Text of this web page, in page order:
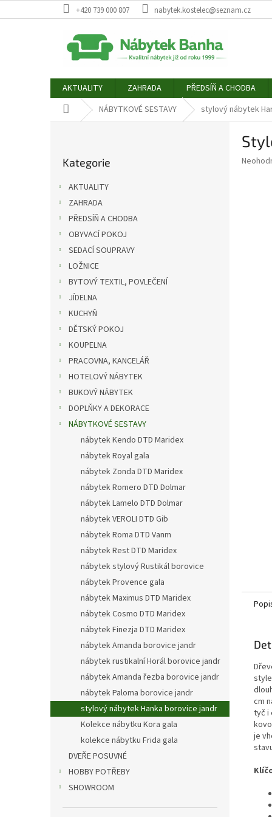
na
+420 739 000 807 nabytek.kostelec@seznam.cz
AKTUALITY ZAHRADA PŘEDSÍŇ A CHODBA
Domů NÁBYTKOVÉ SESTAVY stylový nábytek
kategorie
Kategorie
AKTUALITY
ZAHRADA
PŘEDSÍŇ A CHODBA
OBYVACÍ POKOJ
SEDACÍ SOUPRAVY
LOŽNICE
BYTOVÝ TEXTIL, POVLEČENÍ
JÍDELNA
KUCHYŇ
DĚTSKÝ POKOJ
KOUPELNA
PRACOVNA, KANCELÁŘ
HOTELOVÝ NÁBYTEK
BUKOVÝ NÁBYTEK
DOPLŇKY A DEKORACE
NÁBYTKOVÉ SESTAVY
nábytek Kendo DTD Maridex
nábytek Royal gala
nábytek Zonda DTD Maridex
nábytek Romero DTD Dolmar
nábytek Lamelo DTD Dolmar
nábytek VEROLI DTD Gib
nábytek Roma DTD Vanm
nábytek Rest DTD Maridex
nábytek stylový Rustikál borovice
nábytek Provence gala
nábytek Maximus DTD Maridex
nábytek Cosmo DTD Maridex
nábytek Finezja DTD Maridex
nábytek Amanda borovice jandr
nábytek rustikalní Horál borovice jandr
nábytek Amanda řezba borovice jandr
nábytek Paloma borovice jandr
stylový nábytek Hanka borovice jandr
Kolekce nábytku Kora gala
kolekce nábytku Frida gala
DVEŘE POSUVNÉ
HOBBY POTŘEBY
SHOWROOM
cm
tyč i
je